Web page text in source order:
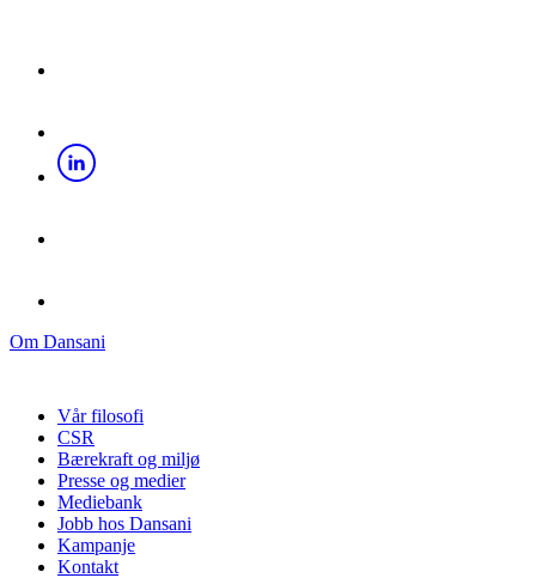
Om Dansani
Vår filosofi
CSR
Bærekraft og miljø
Presse og medier
Mediebank
Jobb hos Dansani
Kampanje
Kontakt